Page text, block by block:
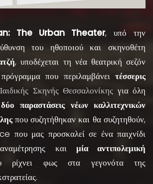
The Urban Theater, υπό την
του ηθοποιού και σκηνοθέτη
, υποδέχεται τη νέα θεατρική σεζόν
που περιλαμβάνει τέσσερις
Σκηνής Θεσσαλονίκης για όλη
δύο παραστάσεις νέων καλλιτεχνικών
που συζητήθηκαν και θα συζητηθούν,
μας προσκαλεί σε ένα παιχνίδι
και μία αντιπολεμική
ρίχνει φως στα γεγονότα της